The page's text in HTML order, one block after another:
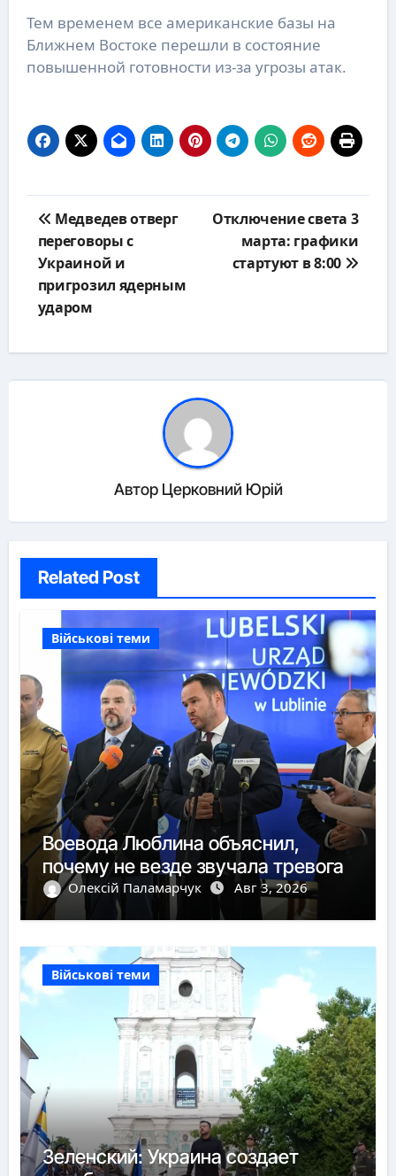
Тем временем все американские базы на
Ближнем Востоке перешли в состояние
повышенной готовности из-за угрозы атак.
по
записям
Медведев отверг
переговоры с
Украиной и
пригрозил ядерным
ударом
Отключение света 3
марта: графики
стартуют в 8:00
Автор Церковний Юрій
Related Post
Військові теми
Воевода Люблина объяснил,
почему не везде звучала тревога
Олексій Паламарчук Авг 3, 2026
Військові теми
Зеленский: Украина создает